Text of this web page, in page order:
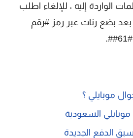
الواردة إليه ، للإلغاء اطلب
بعد بضع رنات عبر رمز #رقم
موبايلي ؟
السعودية
الدفع الجديدة